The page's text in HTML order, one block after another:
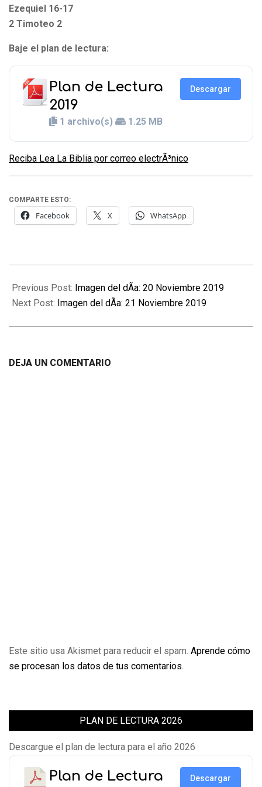
Ezequiel 16-17
2 Timoteo 2
Baje el plan de lectura:
Plan de Lectura
2019
1 archivo(s) 1.25 MB
Descargar
Reciba Lea La Biblia por correo electrÃ³nico
COMPARTE ESTO:
Facebook X WhatsApp
11-
21
Previous Post: Imagen del dÃ­a: 20 Noviembre 2019
Next Post: Imagen del dÃ­a: 21 Noviembre 2019
DEJA UN COMENTARIO
Este sitio usa Akismet para reducir el spam. Aprende cómo
se procesan los datos de tus comentarios.
PLAN DE LECTURA 2026
Descargue el plan de lectura para el año 2026
Plan de Lectura
Descargar